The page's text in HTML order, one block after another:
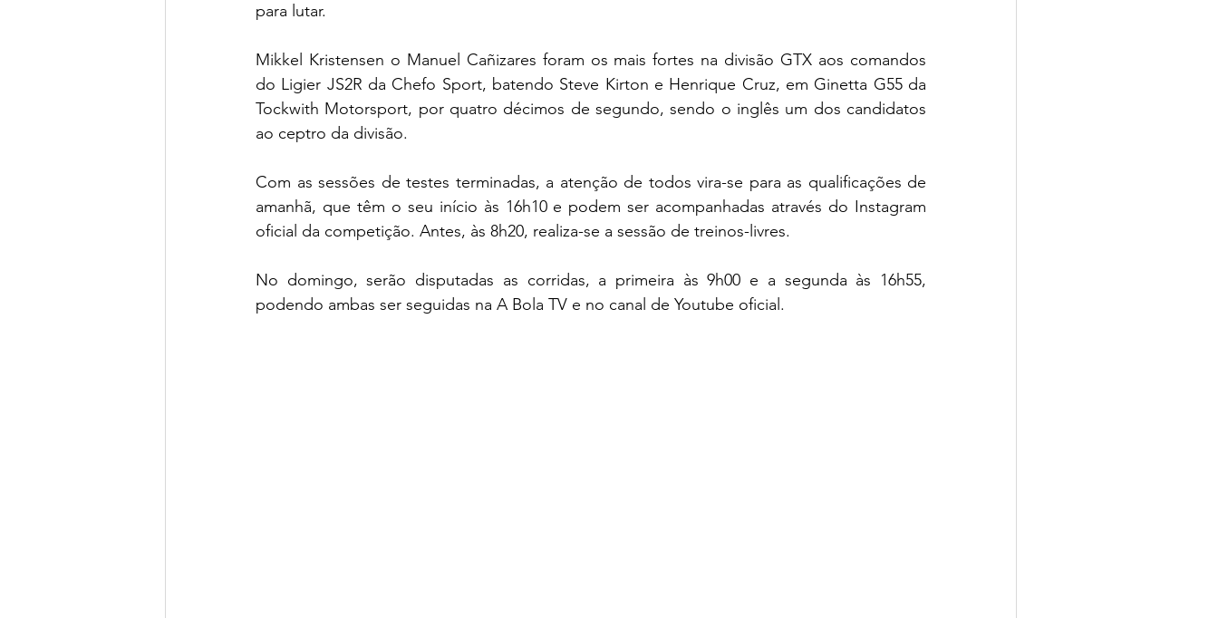
para lutar.
Mikkel Kristensen o Manuel Cañizares foram os mais fortes na divisão GTX aos comandos
do Ligier JS2R da Chefo Sport, batendo Steve Kirton e Henrique Cruz, em Ginetta G55 da
Tockwith Motorsport, por quatro décimos de segundo, sendo o inglês um dos candidatos
ao ceptro da divisão.
Com as sessões de testes terminadas, a atenção de todos vira-se para as qualificações de
amanhã, que têm o seu início às 16h10 e podem ser acompanhadas através do Instagram
oficial da competição. Antes, às 8h20, realiza-se a sessão de treinos-livres.
No domingo, serão disputadas as corridas, a primeira às 9h00 e a segunda às 16h55,
podendo ambas ser seguidas na A Bola TV e no canal de Youtube oficial .